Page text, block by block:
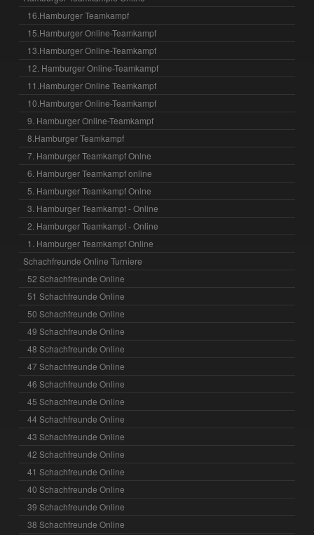
16.Hamburger Teamkampf
15.Hamburger Online-Teamkampf
13.Hamburger Online-Teamkampf
12. Hamburger Online-Teamkampf
11.Hamburger Online Teamkampf
10.Hamburger Online-Teamkampf
9. Hamburger Online-Teamkampf
8.Hamburger Teamkampf
7. Hamburger Teamkampf Onlne
6. Hamburger Teamkampf online
5. Hamburger Teamkampf Onlne
3. Hamburger Teamkampf - Online
2. Hamburger Teamkampf - Online
1. Hamburger Teamkampf Online
Schachfreunde Online Turniere
52 Schachfreunde Online
51 Schachfreunde Online
50 Schachfreunde Online
49 Schachfreunde Online
48 Schachfreunde Online
47 Schachfreunde Online
46 Schachfreunde Online
45 Schachfreunde Online
44 Schachfreunde Online
43 Schachfreunde Online
42 Schachfreunde Online
41 Schachfreunde Online
40 Schachfreunde Online
39 Schachfreunde Online
38 Schachfreunde Online